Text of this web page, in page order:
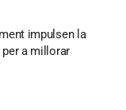
impulsen la
a millorar